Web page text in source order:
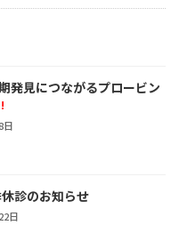
発見につながるプロービン
日
診のお知らせ
日